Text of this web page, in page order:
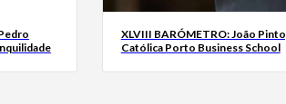
XLVIII BARÓMETRO: João Pinto,
Católica Porto Business School